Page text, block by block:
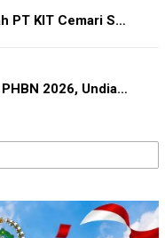
PT KIT Cemari S…
2026, Undia…